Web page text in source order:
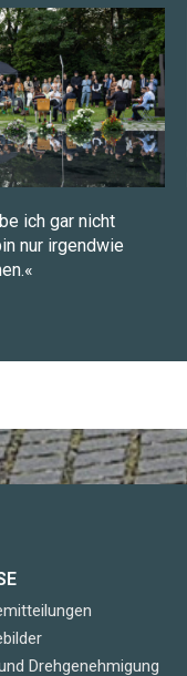
ich gar nicht
nur irgendwie
Drehgenehmigung